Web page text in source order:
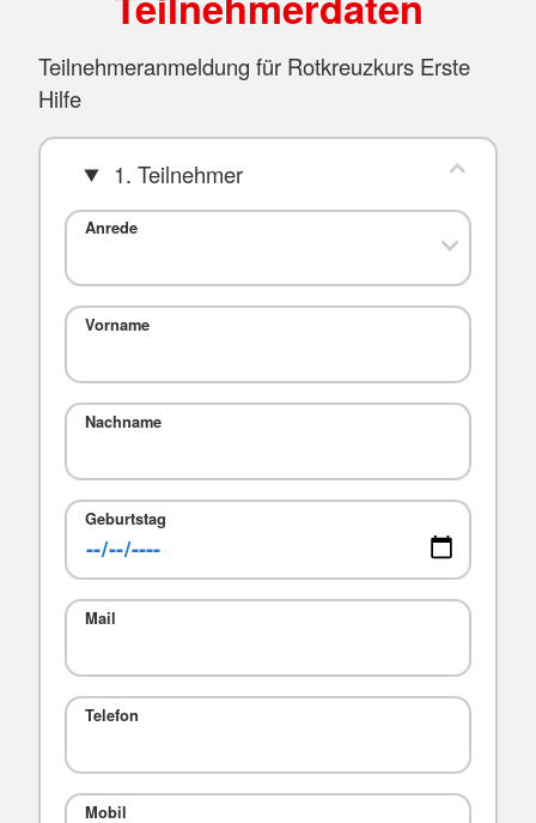
Teilnehmeranmeldung für Rotkreuzkurs Erste
Hilfe
1. Teilnehmer
Anrede
Vorname
Nachname
Geburtstag
Mail
Telefon
Mobil